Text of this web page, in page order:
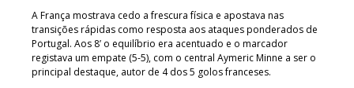
A França mostrava cedo a frescura física e apostava nas
transições rápidas como resposta aos ataques ponderados de
Portugal. Aos 8’ o equilíbrio era acentuado e o marcador
registava um empate (5-5), com o central Aymeric Minne a ser o
principal destaque, autor de 4 dos 5 golos franceses.